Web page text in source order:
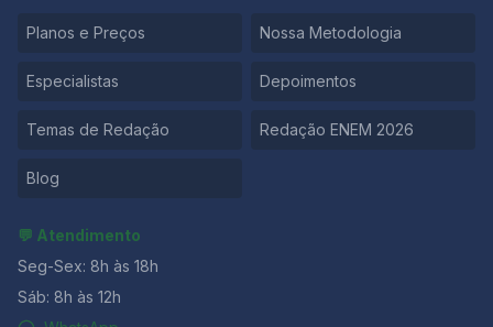
Planos e Preços Nossa Metodologia
Especialistas Depoimentos
Temas de Redação Redação ENEM 2026
Blog
💬 Atendimento
Seg-Sex: 8h às 18h
Sáb: 8h às 12h